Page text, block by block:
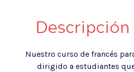
Nuestro curso de francés
dirigido a estudiantes